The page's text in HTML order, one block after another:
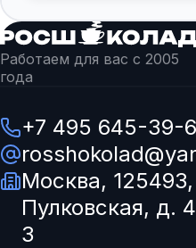
Работаем для вас с 2005
года
+7 495 645-39-
Москва, 125493,
Пулковская, д.
3